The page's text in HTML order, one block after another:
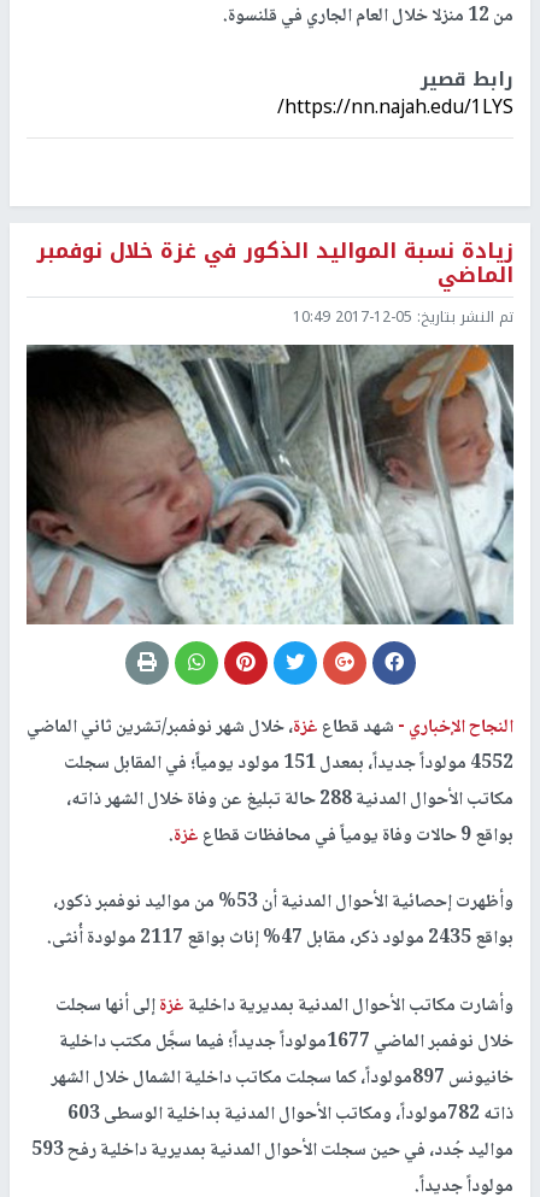
من 12 منزلا خلال العام الجاري في قلنسوة.
رابط قصير
https://nn.najah.edu/1LYS/
زيادة نسبة المواليد الذكور في غزة خلال نوفمبر
الماضي
تم النشر بتاريخ: 2017-12-05 10:49
النجاح الإخباري -شهد قطاعغزة، خلال شهر نوفمبر/تشرين ثاني الماضي
4552 مولوداً جديداً، بمعدل 151 مولود يومياً؛ في المقابل سجلت
مكاتب الأحوال المدنية 288 حالة تبليغ عن وفاة خلال الشهر ذاته،
بواقع 9 حالات وفاة يومياً في محافظات قطاع
غزة.
وأظهرت إحصائية الأحوال المدنية أن 53% من مواليد نوفمبر ذكور،
بواقع 2435 مولود ذكر، مقابل 47% إناث بواقع 2117 مولودة أُنثى.
وأشارت مكاتب الأحوال المدنية بمديرية داخليةغزةإلى أنها سجلت
خلال نوفمبر الماضي 1677مولوداً جديداً؛ فيما سجَّل مكتب داخلية
خانيونس 897مولوداً، كما سجلت مكاتب داخلية الشمال خلال الشهر
ذاته 782مولوداً، ومكاتب الأحوال المدنية بداخلية الوسطى 603
مواليد جُدد، في حين سجلت الأحوال المدنية بمديرية داخلية رفح 593
مولوداً جديداً.